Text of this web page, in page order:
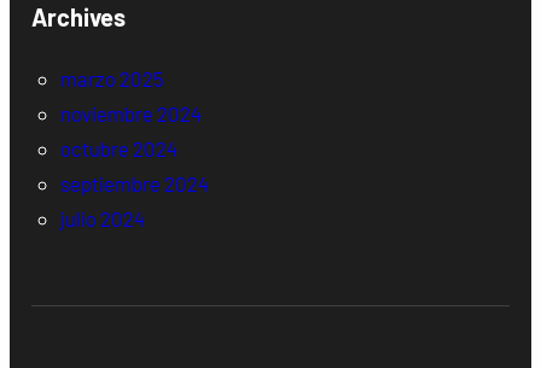
Archives
marzo 2025
noviembre 2024
octubre 2024
septiembre 2024
julio 2024